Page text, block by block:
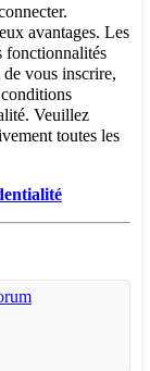
avantages. Les
fonctionnalités
vous inscrire,
Veuillez
toutes les